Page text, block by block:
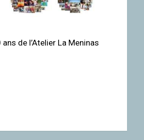
ans de l’Atelier La Meninas